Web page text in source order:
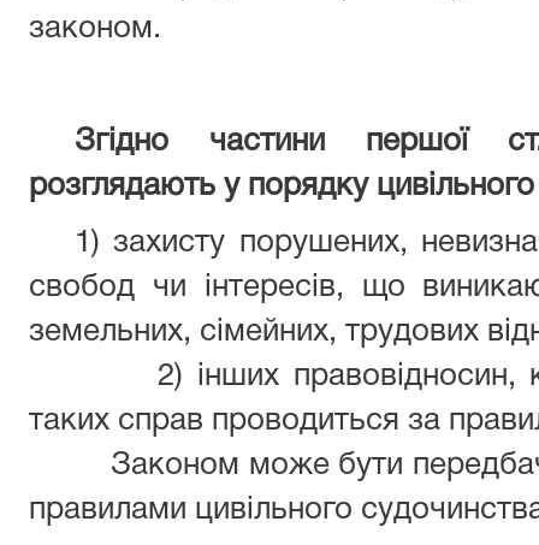
законом.
Згідно частини першої
розглядають у порядку
1) захисту порушених,
свобод чи інтересів, що
земельних, сімейних, трудових
2) інших правовідносин,
таких справ проводиться за
Законом може бути
правилами цивільного